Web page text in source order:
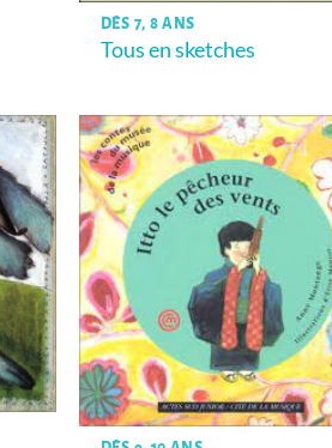
DÈS 7, 8 ANS
Tous en sketches